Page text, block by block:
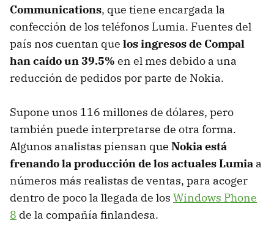
Communications, que tiene encargada la
confección de los teléfonos Lumia. Fuentes del
país nos cuentan que los ingresos de Compal
han caído un 39.5% en el mes debido a una
reducción de pedidos por parte de Nokia.
Supone unos 116 millones de dólares, pero
también puede interpretarse de otra forma.
Algunos analistas piensan que Nokia está
frenando la producción de los actuales Lumia a
números más realistas de ventas, para acoger
dentro de poco la llegada de los Windows Phone
8 de la compañía finlandesa.